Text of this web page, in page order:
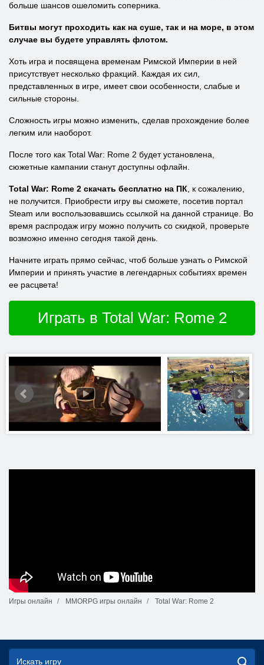
больше шансов ошеломить соперника.
Битвы могут проходить как на суше, так и на море, в этом
случае вы будете управлять флотом.
Хоть игра и посвящена временам Римской Империи в ней
присутствует несколько фракций. Каждая их сил,
представленных в игре, имеет свои особенности, слабые и
сильные стороны.
Сложность игры можно изменить, сделав прохождение более
легким или наоборот.
После того как Total War: Rome 2 будет установлена,
сюжетные кампании станут доступны офлайн.
Total War: Rome 2 скачать бесплатно на ПК , к сожалению,
не получится. Приобрести игру вы сможете, посетив портал
Steam или воспользовавшись ссылкой на данной странице. Во
время распродаж игру можно получить со скидкой, проверьте
возможно именно сегодня такой день.
Начните играть прямо сейчас, чтоб больше узнать о Римской
Империи и принять участие в легендарных событиях времен
ее расцвета!
Играть в Total War: Rome 2
Игры онлайн MMORPG игры онлайн Total War: Rome 2